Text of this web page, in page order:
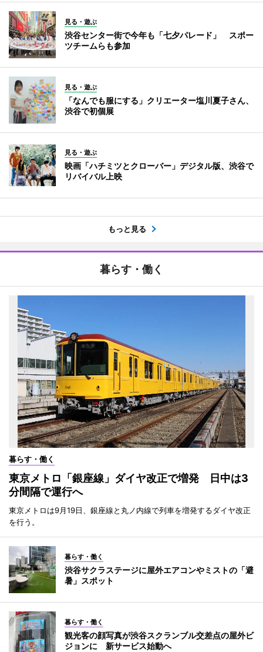
見る・遊ぶ
渋谷センター街で今年も「七夕パレード」 スポー
ツチームらも参加
見る・遊ぶ
「なんでも服にする」クリエーター塩川夏子さん、
渋谷で初個展
見る・遊ぶ
映画「ハチミツとクローバー」デジタル版、渋谷で
リバイバル上映
もっと見る
暮らす・働く
暮らす・働く
東京メトロ「銀座線」ダイヤ改正で増発 日中は3
分間隔で運行へ
東京メトロは9月19日、銀座線と丸ノ内線で列車を増発するダイヤ改正
を行う。
暮らす・働く
渋谷サクラステージに屋外エアコンやミストの「避
暑」スポット
暮らす・働く
観光客の顔写真が渋谷スクランブル交差点の屋外ビ
ジョンに 新サービス始動へ